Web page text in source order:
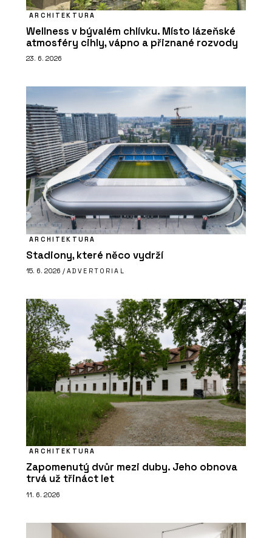
ARCHITEKTURA
Wellness v bývalém chlívku. Místo lázeňské
atmosféry cihly, vápno a přiznané rozvody
23. 6. 2026
ARCHITEKTURA
Stadiony, které něco vydrží
15. 6. 2026 / ADVERTORIAL
ARCHITEKTURA
Zapomenutý dvůr mezi duby. Jeho obnova
trvá už třináct let
11. 6. 2026